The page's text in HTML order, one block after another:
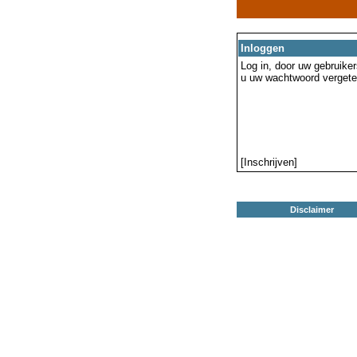
Inloggen
Log in, door uw
u uw wachtwoord
[Inschrijven]
Disclaimer